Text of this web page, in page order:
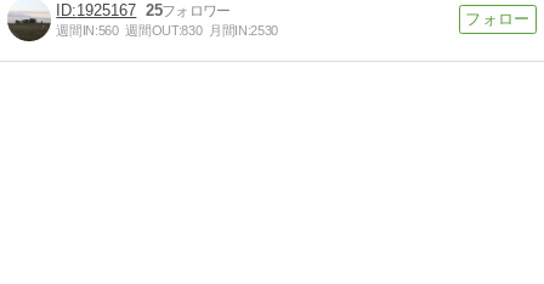
1925167 25
週間IN:560 週間OUT:830 月間IN:2530